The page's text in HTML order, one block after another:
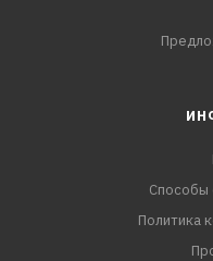
Способы
Политика